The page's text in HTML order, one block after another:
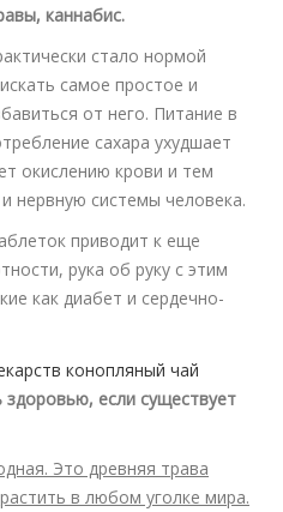
каннабис.
стало нормой
самое простое и
от него. Питание в
сахара ухудшает
окислению крови и тем
нервную системы человека.
приводит к еще
рука об руку с этим
как диабет и сердечно-
если существует
Это древняя трава
в любом уголке мира.